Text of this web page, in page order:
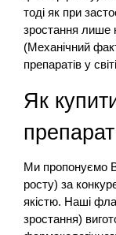
тоді як при
зростання лише
(Механічний
препаратів у
Як
Ми пропонуємо
росту) за
якістю. Наші
зростання)